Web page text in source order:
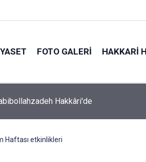
FOTO GALERI HAKKARI
Maden haberimizi meclise taşıdı
Haftası etkinlikleri